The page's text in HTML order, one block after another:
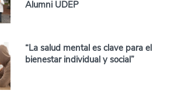
Alumni UDEP
“La salud mental es clave para el
bienestar individual y social”